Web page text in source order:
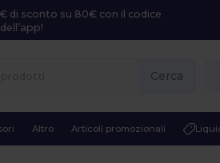
di sconto su 80€ con il codice
Cerca
Altro Articoli promozionali